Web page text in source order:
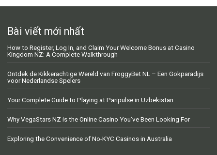
Bài viết mới nhất
How to Register, Log In, and Claim Your Welcome Bonus at Casino
Kingdom NZ: A Complete Walkthrough
Ontdek de Kikkerachtige Wereld van FroggyBet NL – Een Gokparadijs
voor Nederlandse Spelers
Your Complete Guide to Playing at Paripulse in Uzbekistan
Why VegaStars NZ is the Online Casino You’ve Been Looking For
Exploring the Convenience of No-KYC Casinos in Australia